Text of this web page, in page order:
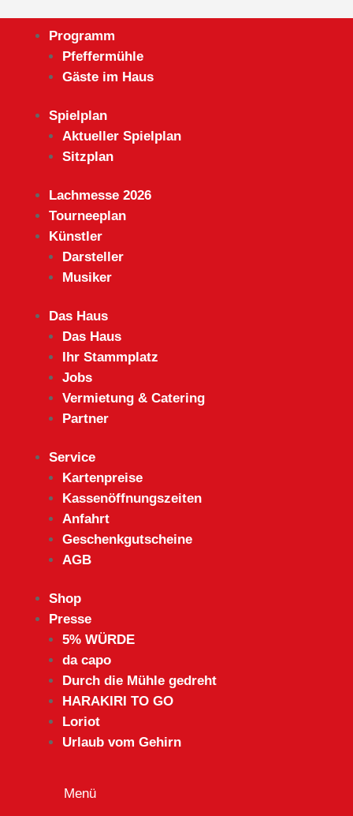
Programm
Pfeffermühle
Gäste im Haus
Spielplan
Aktueller Spielplan
Sitzplan
Lachmesse 2026
Tourneeplan
Künstler
Darsteller
Musiker
Das Haus
Das Haus
Ihr Stammplatz
Jobs
Vermietung & Catering
Partner
Service
Kartenpreise
Kassenöffnungszeiten
Anfahrt
Geschenkgutscheine
AGB
Shop
Presse
5% WÜRDE
da capo
Durch die Mühle gedreht
HARAKIRI TO GO
Loriot
Urlaub vom Gehirn
×